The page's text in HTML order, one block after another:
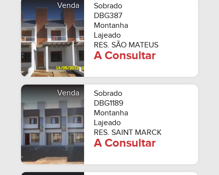
Venda
Sobrado
DBG387
Montanha
Lajeado
RES. SÃO MATEUS
A Consultar
Venda
Sobrado
DBG1189
Montanha
Lajeado
RES. SAINT MARCK
A Consultar